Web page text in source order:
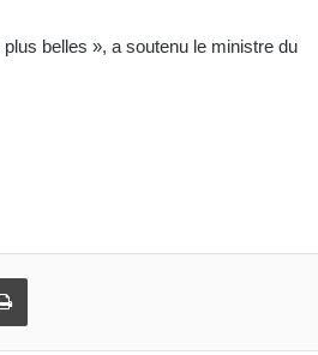
belles », a soutenu le ministre du
Imprimer